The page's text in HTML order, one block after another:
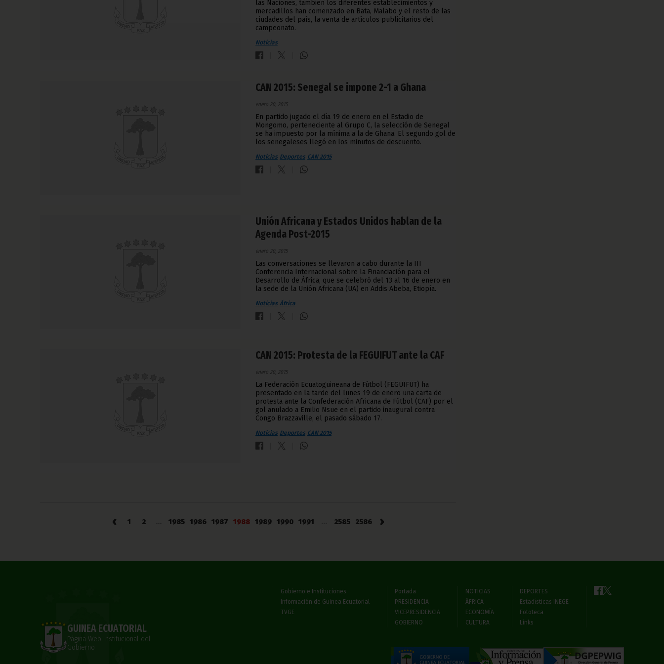
las Naciones, también los diferentes establecimientos y
mercadillos han comenzado en Bata, Malabo y el resto de las
ciudades del país, la venta de artículos publicitarios del
campeonato.
Noticias
CAN 2015: Senegal se impone 2-1 a Ghana
enero 20, 2015
En partido jugado el día 19 de enero en el Estadio de
Mongomo, perteneciente al Grupo C, la selección de Senegal
se ha impuesto por la mínima a la de Ghana. El segundo gol de
los senegaleses llegó en los minutos de descuento.
Noticias Deportes CAN 2015
Unión Africana y Estados Unidos hablan de la
Agenda Post-2015
enero 20, 2015
Las conversaciones se llevaron a cabo durante la III
Conferencia Internacional sobre la Financiación para el
Desarrollo de África, que se celebró del 13 al 16 de enero en
la sede de la Unión Africana (UA) en Addis Abeba, Etiopía.
Noticias África
CAN 2015: Protesta de la FEGUIFUT ante la CAF
enero 20, 2015
La Federación Ecuatoguineana de Fútbol (FEGUIFUT) ha
presentado en la tarde del lunes 19 de enero una carta de
protesta ante la Confederación Africana de Fútbol (CAF) por el
gol anulado a Emilio Nsue en el partido inaugural contra
Congo Brazzaville, el pasado sábado 17.
Noticias Deportes CAN 2015
‹ 1 2 1985 1986 1987 1988 1989 1990 1991 2585 2586 ›
GUINEA ECUATORIAL
Página Web Institucional del
Gobierno
Gobierno e Instituciones
Información de Guinea Ecuatorial
TVGE
Portada
PRESIDENCIA
VICEPRESIDENCIA
GOBIERNO
NOTICIAS
ÁFRICA
ECONOMÍA
CULTURA
DEPORTES
Estadísticas INEGE
Fototeca
Links